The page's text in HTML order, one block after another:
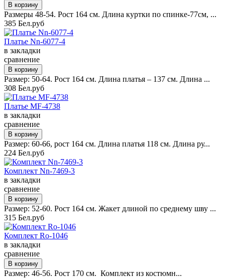
Размеры 48-54. Рост 164 см. Длина куртки по спинке-77см, ...
385 Бел.руб
Платье Nn-6077-4
в закладки
сравнение
Размер: 50-64. Рост 164 см. Длина платья – 137 см. Длина ...
308 Бел.руб
Платье MF-4738
в закладки
сравнение
Размер: 60-66, рост 164 см. Длина платья 118 см. Длина ру...
224 Бел.руб
Комплект Nn-7469-3
в закладки
сравнение
Размер: 52-60. Рост 164 см. Жакет длиной по среднему шву ...
315 Бел.руб
Комплект Ro-1046
в закладки
сравнение
Размер: 46-56. Рост 170 см. Комплект из костюмн...